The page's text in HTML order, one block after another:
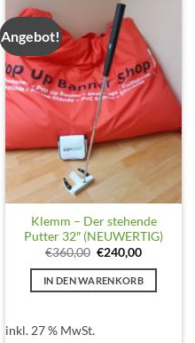
Angebot!
Klemm – Der stehende
Putter 32″ (NEUWERTIG)
€360,00 Ursprünglicher
war:
€360,00
€240,00Aktueller
ist:
€240,00.
IN DEN WARENKORB
inkl. 27 % MwSt.